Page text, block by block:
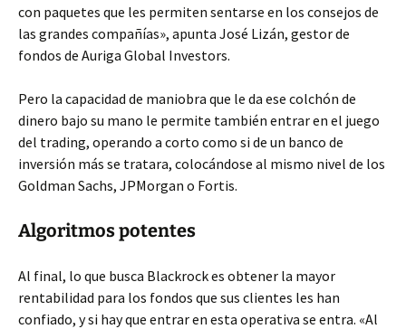
con paquetes que les permiten sentarse en los consejos de
las grandes compañías», apunta José Lizán, gestor de
fondos de Auriga Global Investors.
Pero la capacidad de maniobra que le da ese colchón de
dinero bajo su mano le permite también entrar en el juego
del trading, operando a corto como si de un banco de
inversión más se tratara, colocándose al mismo nivel de los
Goldman Sachs, JPMorgan o Fortis.
Algoritmos potentes
Al final, lo que busca Blackrock es obtener la mayor
rentabilidad para los fondos que sus clientes les han
confiado, y si hay que entrar en esta operativa se entra. «Al